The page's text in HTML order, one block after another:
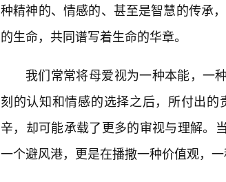
种精神的、情感的、甚至是智慧的传承
的生命，共同谱写着生命的华章。
我们常常将母爱视为一种本能，一
刻的认知和情感的选择之后，所付出
辛，却可能承载了更多的审视与理解。
一个避风港，更是在播撒一种价值观，